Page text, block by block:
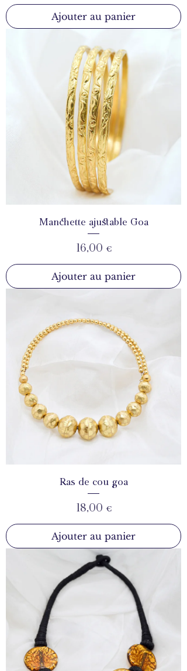
Ajouter au panier
Manchette ajustable Goa
Prix
16,00 €
Ajouter au panier
Ras de cou goa
Prix
18,00 €
Ajouter au panier